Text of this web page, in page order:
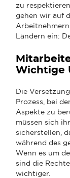
zu
gehen wir auf
Ländern ein:
Wichtige
Die
Prozess, bei
Aspekte zu
müssen sich
sicherstellen,
während des
Wenn es um
sind die
wichtiger.